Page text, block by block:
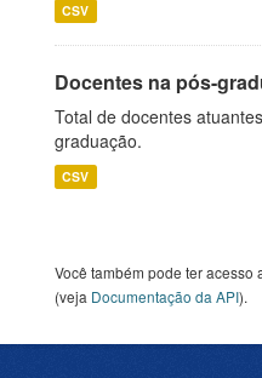
CSV
Docentes na pós-
Total de docentes
graduação.
CSV
Você também pode ter acesso
(veja Documentação da API).